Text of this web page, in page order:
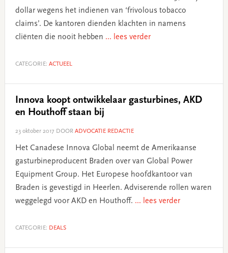
dollar wegens het indienen van ‘frivolous tobacco
claims’. De kantoren dienden klachten in namens
cliënten die nooit hebben ... lees verder
CATEGORIE: ACTUEEL
Innova koopt ontwikkelaar gasturbines, AKD
en Houthoff staan bij
23 oktober 2017 DOOR ADVOCATIE REDACTIE
Het Canadese Innova Global neemt de Amerikaanse
gasturbineproducent Braden over van Global Power
Equipment Group. Het Europese hoofdkantoor van
Braden is gevestigd in Heerlen. Adviserende rollen waren
weggelegd voor AKD en Houthoff. ... lees verder
CATEGORIE: DEALS